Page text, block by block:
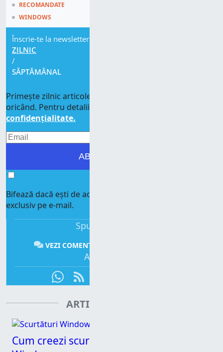
RECOMANDATE
WINDOWS
Înscrie-te la newsletter
ZILNIC
/
SĂPTĂMÂNAL
Primește zilnic articolele noastre. Te poți dezabona
oricând. Pentru detalii, citește
confidențialitate.
ABONEAZĂ-TE!
Bifează dacă ești de acord să primești mesajele noastre,
exclusiv pe e-mail.
Spune-ți părerea:
VEZI COMENTARII
Abonează-te:
ARTICOLE CONEXE
Cum creezi scurtături cu parametri în